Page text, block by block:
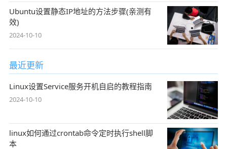
Ubuntu设置静态IP地址的方法步骤(亲测有
效)
2024-10-10
最近更新
Linux设置Service服务开机自启的教程指南
2024-10-10
linux如何通过crontab命令定时执行shell脚
本